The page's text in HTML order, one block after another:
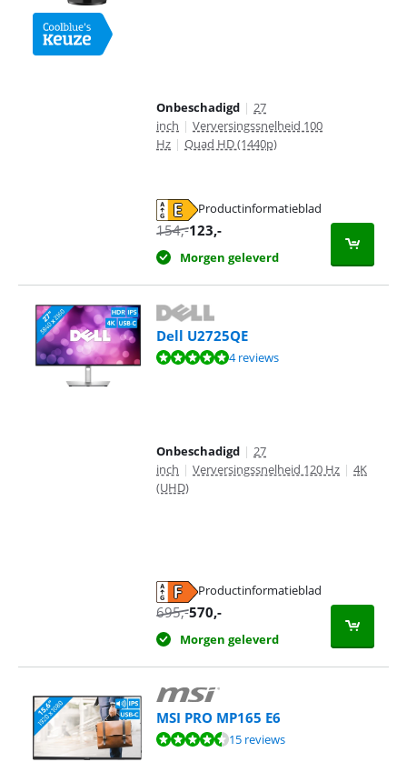
Onbeschadigd | 27
inch | Verversingssnelheid 100
Hz | Quad HD (1440p)
Productinformatieblad
154,-123,-
Morgen geleverd
Dell U2725QE
Beoordeling is 9,9 van de 10, gebaseerd op 4 reviews.
4 reviews
Onbeschadigd | 27
inch | Verversingssnelheid 120 Hz | 4K
(UHD)
Productinformatieblad
695,-570,-
Morgen geleverd
MSI PRO MP165 E6
Beoordeling is 9,2 van de 10, gebaseerd op 15 reviews.
15 reviews